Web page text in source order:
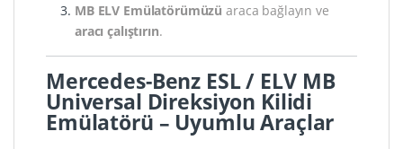
MB ELV Emülatörümüzü araca bağlayın ve
aracı çalıştırın.
Mercedes-Benz ESL / ELV MB
Universal Direksiyon Kilidi
Emülatörü – Uyumlu Araçlar